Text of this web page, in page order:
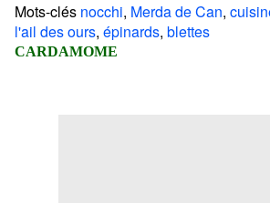
Mots-clés nocchi, Merda de Can,
l'ail des ours, épinards, blettes
CARDAMOME